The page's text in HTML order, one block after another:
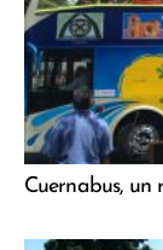
Cuernabus, un